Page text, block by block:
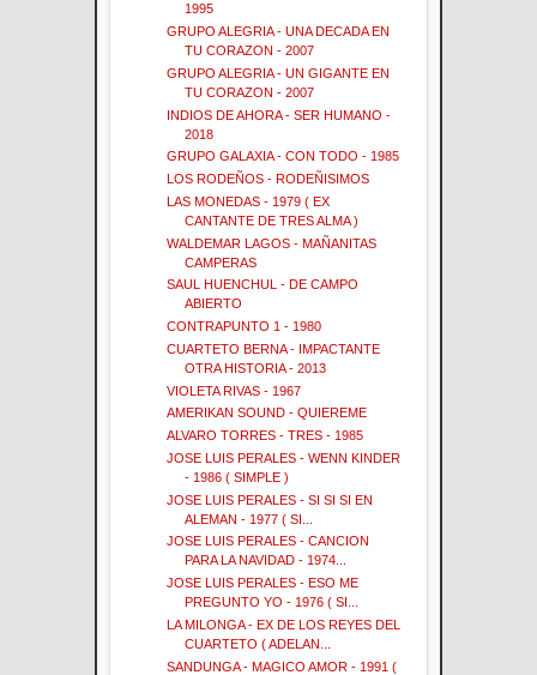
1995
GRUPO ALEGRIA - UNA DECADA EN
TU CORAZON - 2007
GRUPO ALEGRIA - UN GIGANTE EN
TU CORAZON - 2007
INDIOS DE AHORA - SER HUMANO -
2018
GRUPO GALAXIA - CON TODO - 1985
LOS RODEÑOS - RODEÑISIMOS
LAS MONEDAS - 1979 ( EX
CANTANTE DE TRES ALMA )
WALDEMAR LAGOS - MAÑANITAS
CAMPERAS
SAUL HUENCHUL - DE CAMPO
ABIERTO
CONTRAPUNTO 1 - 1980
CUARTETO BERNA - IMPACTANTE
OTRA HISTORIA - 2013
VIOLETA RIVAS - 1967
AMERIKAN SOUND - QUIEREME
ALVARO TORRES - TRES - 1985
JOSE LUIS PERALES - WENN KINDER
- 1986 ( SIMPLE )
JOSE LUIS PERALES - SI SI SI EN
ALEMAN - 1977 ( SI...
JOSE LUIS PERALES - CANCION
PARA LA NAVIDAD - 1974...
JOSE LUIS PERALES - ESO ME
PREGUNTO YO - 1976 ( SI...
LA MILONGA - EX DE LOS REYES DEL
CUARTETO ( ADELAN...
SANDUNGA - MAGICO AMOR - 1991 (